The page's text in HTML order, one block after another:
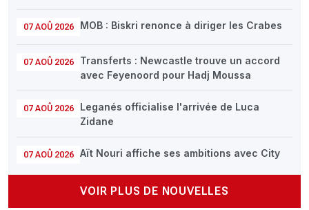
07 AOÛ 2026 MOB : Biskri renonce à diriger les Crabes
07 AOÛ 2026
Transferts : Newcastle trouve un accord
avec Feyenoord pour Hadj Moussa
07 AOÛ 2026
Leganés officialise l'arrivée de Luca
Zidane
07 AOÛ 2026 Aït Nouri affiche ses ambitions avec City
VOIR PLUS DE NOUVELLES